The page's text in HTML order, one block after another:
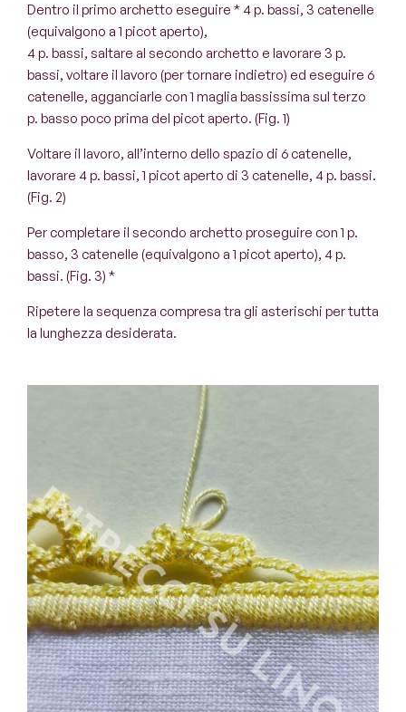
Dentro il primo archetto eseguire *4 p. bassi, 3 catenelle
(equivalgono a 1 picot aperto),
4 p. bassi, saltare al secondo archetto e lavorare 3 p.
bassi, voltare il lavoro (per tornare indietro) ed eseguire 6
catenelle, agganciarle con 1 maglia bassissima sul terzo
p. basso poco prima del picot aperto. (Fig. 1)
Voltare il lavoro, all’interno dello spazio di 6 catenelle,
lavorare 4 p. bassi, 1 picot aperto di 3 catenelle, 4 p. bassi.
(Fig. 2)
Per completare il secondo archetto proseguire con 1 p.
basso, 3 catenelle (equivalgono a 1 picot aperto), 4 p.
bassi. (Fig. 3) *
Ripetere la sequenza compresa tra gli asterischi per tutta
la lunghezza desiderata.